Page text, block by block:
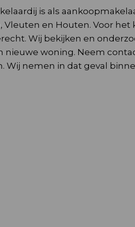
is als
Vleuten en Houten. Voor
Wij bekijken en
nieuwe woning. Neem
Wij nemen in dat geval